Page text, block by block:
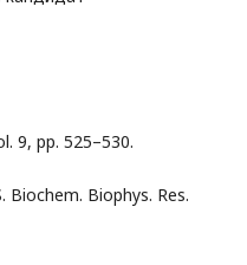
9, pp. 525–530.
Biochem. Biophys. Res.